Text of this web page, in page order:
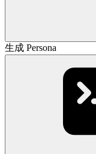
生成 Persona